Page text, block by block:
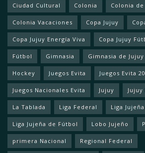
Ciudad Cultural Colonia Colonia
Colonia Vacaciones Copa Jujuy
Copa Jujuy Energía Viva Copa Jujuy
Fútbol Gimnasia Gimnasia de Jujuy
Hockey Juegos Evita Juegos Evita
Juegos Nacionales Evita Jujuy Jujuy
La Tablada Liga Federal Liga Jujeña
Liga Jujeña de Fútbol Lobo Jujeño
primera Nacional Regional Federal